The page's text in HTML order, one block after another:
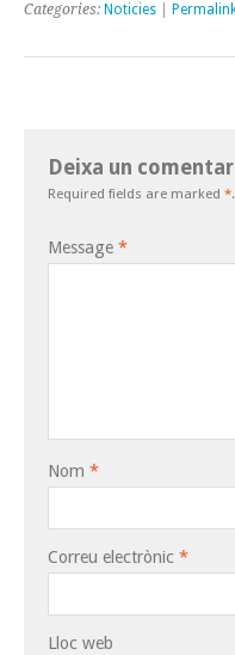
Categories: Noticies
Deixa un
Required fields are marked *.
Message *
Nom *
Correu electrònic *
Lloc web